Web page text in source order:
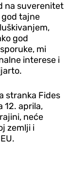
na suverenitet
god tajne
god
mi
interese i
stranka Fides
12. aprila,
neće
zemlji i